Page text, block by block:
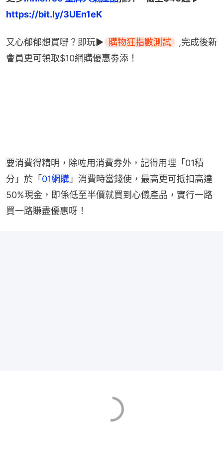
https://bit.ly/3UEn1eK
又心郁郁想買嘢？即玩▶ 購物狂指數測試
,完成後新
會員更可領取$10網購優惠劵添！
要消費得精明，除咗用消費券外，記得用埋「01積
分」於「01網購 」消費時當錢使，最高更可抵扣高達
50%現金，即係低至半價就買到心儀產品，實行一路
買一路賺盡優惠呀！